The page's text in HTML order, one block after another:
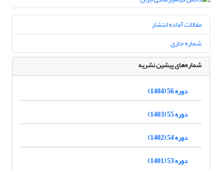
مقالات آماده انتشار
شماره جاری
شماره‌های پیشین نشریه
دوره 56 (1404)
دوره 55 (1403)
دوره 54 (1402)
دوره 53 (1401)